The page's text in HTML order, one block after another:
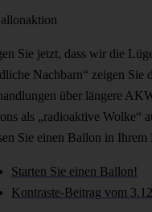
Sie jetzt, dass wir die
Nachbarn“ zeigen
über längere
als „radioaktive Wolke“
Sie einen Ballon in Ihrem
Starten Sie einen Ballon!
Kontraste-Beitrag vom